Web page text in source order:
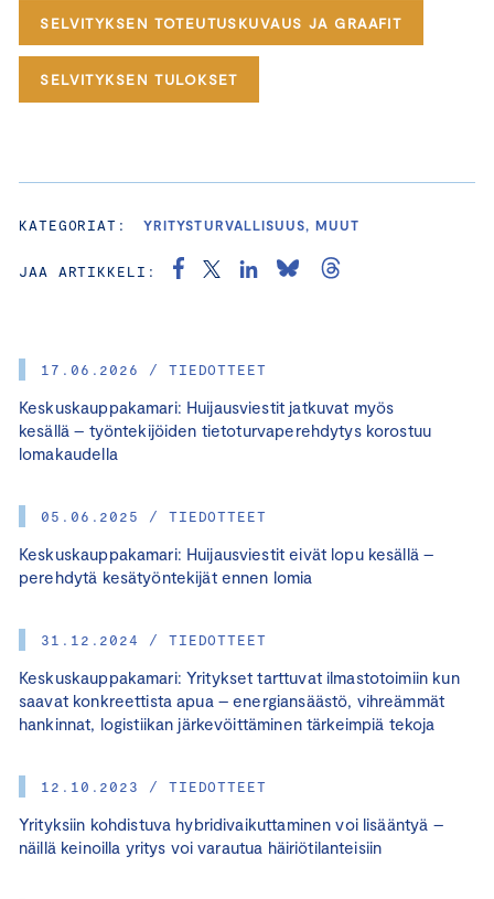
17.06.2026 / TIEDOTTEET
Keskuskauppakamari: Huijausviestit jatkuvat myös
kesällä – työntekijöiden tietoturvaperehdytys korostuu
lomakaudella
05.06.2025 / TIEDOTTEET
Keskuskauppakamari: Huijausviestit eivät lopu kesällä –
perehdytä kesätyöntekijät ennen lomia
31.12.2024 / TIEDOTTEET
Keskuskauppakamari: Yritykset tarttuvat ilmastotoimiin kun
saavat konkreettista apua – energiansäästö, vihreämmät
hankinnat, logistiikan järkevöittäminen tärkeimpiä tekoja
12.10.2023 / TIEDOTTEET
Yrityksiin kohdistuva hybridivaikuttaminen voi lisääntyä –
näillä keinoilla yritys voi varautua häiriötilanteisiin
SELVITYKSEN TOTEUTUSKUVAUS JA GRAAFIT
SELVITYKSEN TULOKSET
KATEGORIAT: YRITYSTURVALLISUUS, MUUT
JAA ARTIKKELI: